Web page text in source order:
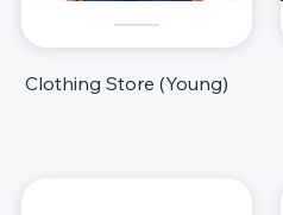
Clothing Store (Young)